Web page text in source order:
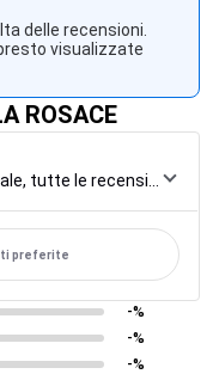
delle recensioni.
visualizzate
ROSACE
preferite
-%
-%
-%